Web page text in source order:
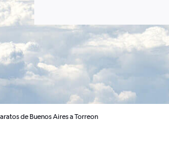
de Buenos Aires a Torreon